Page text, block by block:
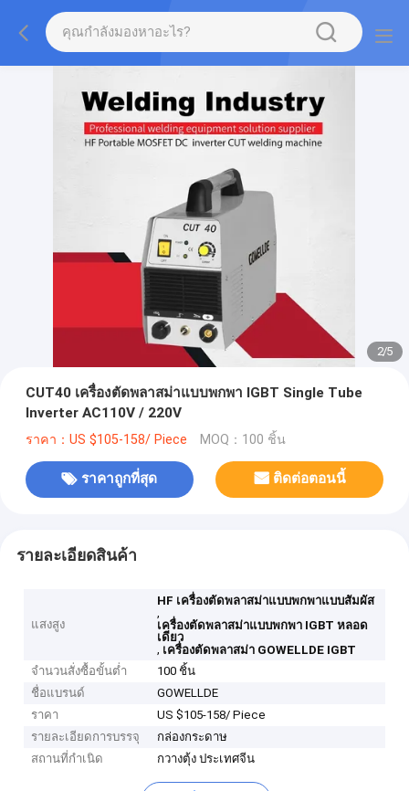
2/5
CUT40 เครื่องตัดพลาสม่าแบบพกพา IGBT Single Tube
Inverter AC110V / 220V
ราคา：US $105-158/ Piece MOQ：100 ชิ้น
ราคาถูกที่สุด ติดต่อตอนนี้
รายละเอียดสินค้า
แสงสูง
HF เครื่องตัดพลาสม่าแบบพกพาแบบสัมผัส
,
เครื่องตัดพลาสม่าแบบพกพา IGBT หลอด
เดียว
, เครื่องตัดพลาสม่า GOWELLDE IGBT
จำนวนสั่งซื้อขั้นต่ำ
100 ชิ้น
ชื่อแบรนด์
GOWELLDE
ราคา
US $105-158/ Piece
รายละเอียดการบรรจุ
กล่องกระดาษ
สถานที่กำเนิด
กวางตุ้ง ประเทศจีน